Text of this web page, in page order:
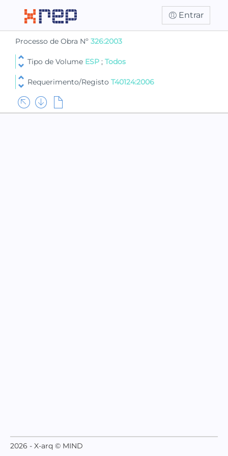
Entrar
Processo de Obra Nº 326:2003
Tipo de Volume ESP ; Todos
Requerimento/Registo T40124:2006
2026 - X-arq © MIND